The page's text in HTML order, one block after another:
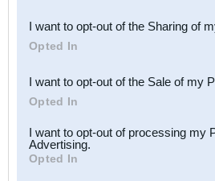
Downstream Participants
third parties.
I want to opt-out of the Sharing of
Opted In
I want to opt-out of the Sale of my
Opted In
I want to opt-out of processing my
Advertising.
Opted In